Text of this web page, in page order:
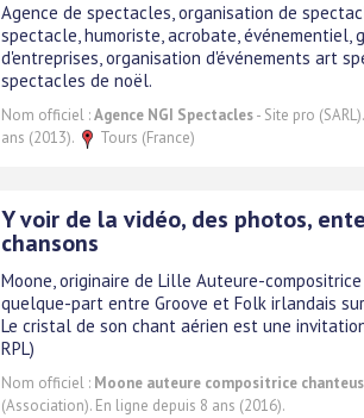
Agence de spectacles, organisation de
spectacle, humoriste, acrobate, événementiel,
d'entreprises, organisation d'événements art
spectacles de noël.
Nom officiel :Agence NGI Spectacles- Site pro
ans (2013).
Tours (France)
Y voir de la vidéo, des photos,
chansons
Moone, originaire de Lille Auteure-compositrice
quelque-part entre Groove et Folk irlandais
Le cristal de son chant aérien est une
RPL)
Nom officiel : Moone auteure compositrice
(Association). En ligne depuis 8 ans (2016).